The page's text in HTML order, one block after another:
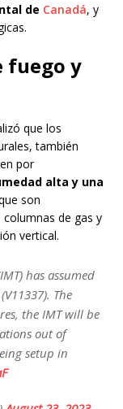
de Canadá, y
fuego y
que los
también
por
alta y una
son
de gas y
vertical.
has assumed
The
the IMT will be
out of
setup in